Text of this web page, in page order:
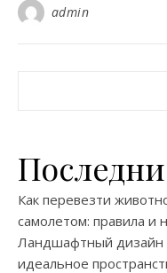
admin
Как перевезти
самолетом: правила и
Ландшафтный дизайн
идеальное